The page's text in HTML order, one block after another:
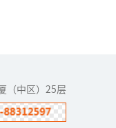
（中区）25层